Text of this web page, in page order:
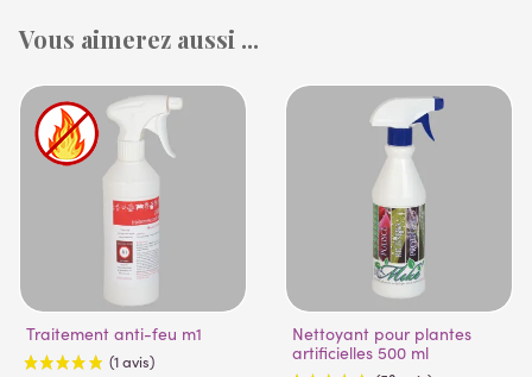
Vous aimerez aussi ...
Traitement anti-feu m1
Nettoyant pour plantes
artificielles 500 ml